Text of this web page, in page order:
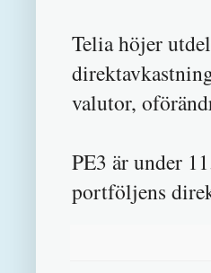
Telia höjer
valutor,
PE3 är under
portföljens